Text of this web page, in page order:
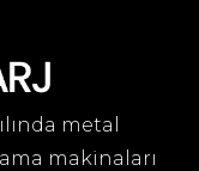
metal
makinaları